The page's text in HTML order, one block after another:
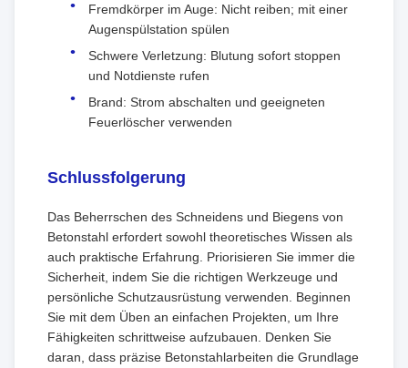
Fremdkörper im Auge: Nicht reiben; mit einer
Augenspülstation spülen
Schwere Verletzung: Blutung sofort stoppen
und Notdienste rufen
Brand: Strom abschalten und geeigneten
Feuerlöscher verwenden
Schlussfolgerung
Das Beherrschen des Schneidens und Biegens von
Betonstahl erfordert sowohl theoretisches Wissen als
auch praktische Erfahrung. Priorisieren Sie immer die
Sicherheit, indem Sie die richtigen Werkzeuge und
persönliche Schutzausrüstung verwenden. Beginnen
Sie mit dem Üben an einfachen Projekten, um Ihre
Fähigkeiten schrittweise aufzubauen. Denken Sie
daran, dass präzise Betonstahlarbeiten die Grundlage